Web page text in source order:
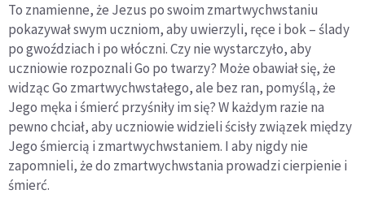
To znamienne, że Jezus po swoim zmartwychwstaniu
pokazywał swym uczniom, aby uwierzyli, ręce i bok – ślady
po gwoździach i po włóczni. Czy nie wystarczyło, aby
uczniowie rozpoznali Go po twarzy? Może obawiał się, że
widząc Go zmartwychwstałego, ale bez ran, pomyślą, że
Jego męka i śmierć przyśniły im się? W każdym razie na
pewno chciał, aby uczniowie widzieli ścisły związek między
Jego śmiercią i zmartwychwstaniem. I aby nigdy nie
zapomnieli, że do zmartwychwstania prowadzi cierpienie i
śmierć.